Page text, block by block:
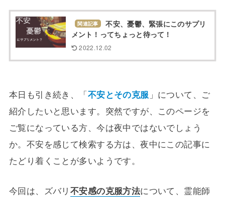
関連記事
不安、憂鬱、緊張にこのサプリ
メント！ってちょっと待って！
2022.12.02
本日も引き続き、「不安とその克服 」について、ご
紹介したいと思います。突然ですが、このページを
ご覧になっている方、今は夜中ではないでしょう
か。不安を感じて検索する方は、夜中にこの記事に
たどり着くことが多いようです。
今回は、ズバリ 不安感の克服方法について、霊能師